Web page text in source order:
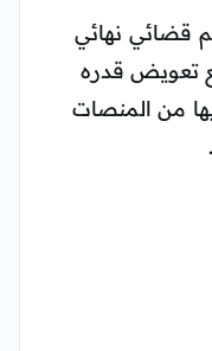
نهائي
تعويض قدره
من المنصات